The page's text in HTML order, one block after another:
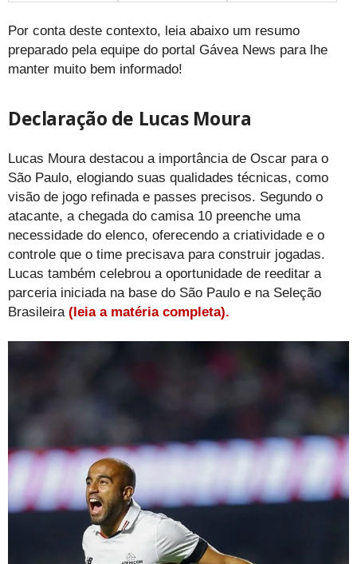
Por conta deste contexto, leia abaixo um resumo
preparado pela equipe do portal Gávea News para lhe
manter muito bem informado!
Declaração de Lucas Moura
Lucas Moura destacou a importância de Oscar para o
São Paulo, elogiando suas qualidades técnicas, como
visão de jogo refinada e passes precisos. Segundo o
atacante, a chegada do camisa 10 preenche uma
necessidade do elenco, oferecendo a criatividade e o
controle que o time precisava para construir jogadas.
Lucas também celebrou a oportunidade de reeditar a
parceria iniciada na base do São Paulo e na Seleção
Brasileira(leia a matéria completa).